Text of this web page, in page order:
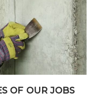
OF OUR JOBS